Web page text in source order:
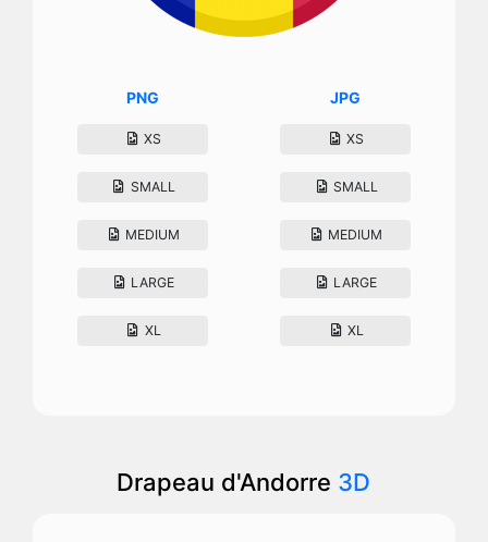
PNG
XS
SMALL
MEDIUM
LARGE
XL
JPG
XS
SMALL
MEDIUM
LARGE
XL
Drapeau d'Andorre 3D